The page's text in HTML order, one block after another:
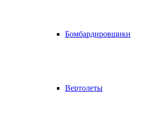
Бомбардировщики
Вертолеты